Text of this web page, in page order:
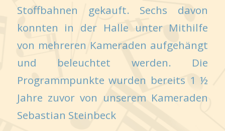
Stoffbahnen gekauft. Sechs davon
konnten in der Halle unter Mithilfe
von mehreren Kameraden aufgehängt
und beleuchtet werden. Die
Programmpunkte wurden bereits 1 ½
Jahre zuvor von unserem Kameraden
Sebastian Steinbeck